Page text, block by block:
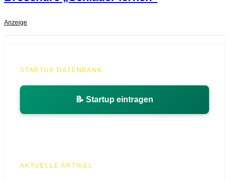
Anzeige
STARTUP DATENBANK
📝 Startup eintragen
AKTUELLE ARTIKEL